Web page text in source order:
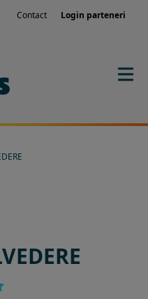
Contact Login parteneri